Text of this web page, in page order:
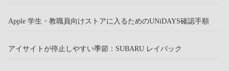
Apple 学生・教職員向けストアに入るためのUNiDAYS確認手順
アイサイトが停止しやすい季節：SUBARU レイバック